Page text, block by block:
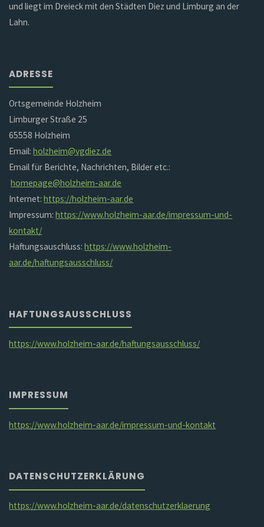
und liegt im Dreieck mit den Städten Diez und Limburg an der
Lahn.
ADRESSE
Ortsgemeinde Holzheim
Limburger Straße 25
65558 Holzheim
Email:holzheim@vgdiez.de
Email für Berichte, Nachrichten, Bilder etc.:
homepage@holzheim-aar.de
Internet:https://holzheim-aar.de
Impressum:https://www.holzheim-aar.de/impressum-und-
kontakt/
Haftungsauschluss:https://www.holzheim-
aar.de/haftungsausschluss/
HAFTUNGSAUSSCHLUSS
https://www.holzheim-aar.de/haftungsausschluss/
IMPRESSUM
https://www.holzheim-aar.de/impressum-und-kontakt
DATENSCHUTZERKLÄRUNG
https://www.holzheim-aar.de/datenschutzerklaerung